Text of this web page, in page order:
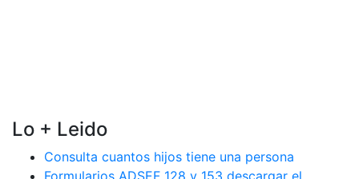
Lo + Leido
Consulta cuantos hijos tiene una persona